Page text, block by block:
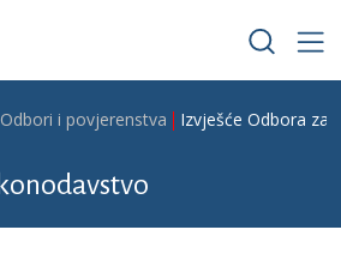
Odbori i povjerenstva Izvješće Odbora za